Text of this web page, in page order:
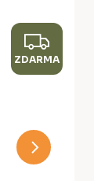
Z
D
M
ZDARMA